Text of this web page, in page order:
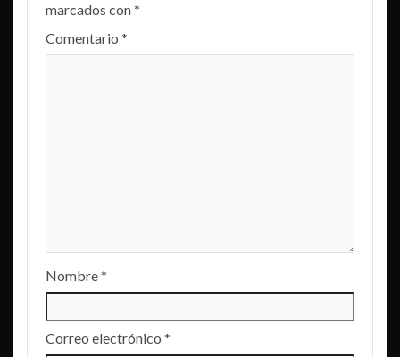
marcados con*
Comentario *
Nombre*
Correo electrónico *